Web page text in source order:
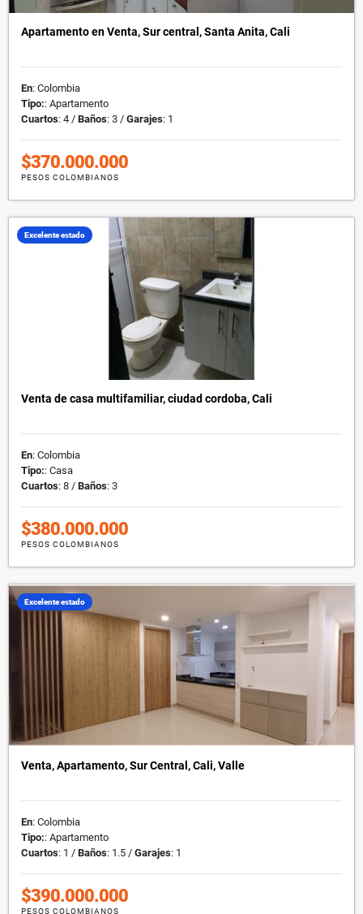
Apartamento en Venta, Sur central, Santa Anita, Cali
En: Colombia
Tipo:: Apartamento
Cuartos: 4 / Baños: 3 / Garajes: 1
$370.000.000
PESOS COLOMBIANOS
Excelente estado
Venta de casa multifamiliar, ciudad cordoba, Cali
En: Colombia
Tipo:: Casa
Cuartos: 8 / Baños: 3
$380.000.000
PESOS COLOMBIANOS
Excelente estado
Venta, Apartamento, Sur Central, Cali, Valle
En: Colombia
Tipo:: Apartamento
Cuartos: 1 / Baños: 1.5 / Garajes: 1
$390.000.000
PESOS COLOMBIANOS